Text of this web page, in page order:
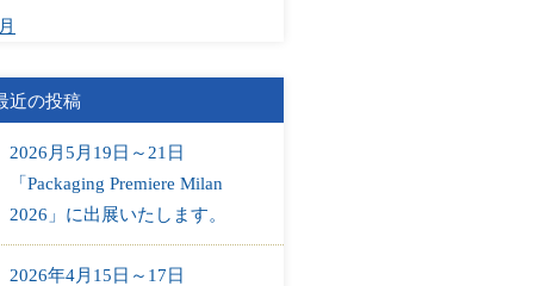
近の投稿
2026月5月19日～21日
「Packaging Premiere Milan
2026」に出展いたします。
2026年4月15日～17日